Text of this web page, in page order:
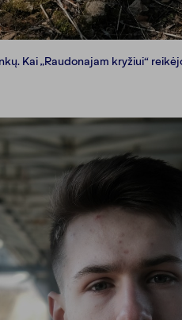
Kai „Raudonajam kryžiui“